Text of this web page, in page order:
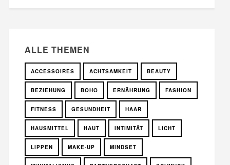
ALLE THEMEN
ACCESSOIRES ACHTSAMKEIT BEAUTY
BEZIEHUNG BOHO ERNÄHRUNG FASHION
FITNESS GESUNDHEIT HAAR
HAUSMITTEL HAUT INTIMITÄT LICHT
LIPPEN MAKE-UP MINDSET